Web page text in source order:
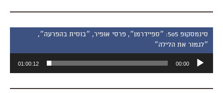
סינמסקופ 505: ״ספיידרמן״, פרסי אופיר, ״בוסית בהפרעה״,
״לגמור את הלילה״
אודיו
00:00
01:00:12